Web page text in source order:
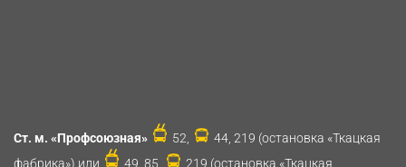
Ст. м. «Профсоюзная» 52,
44, 219 (остановка «Ткацкая
фабрика») или
49, 85, 219 (остановка «Ткацкая